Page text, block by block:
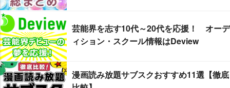
芸能界を志す10代～20代を応援！ オーデ
ィション・スクール情報はDeview
漫画読み放題サブスクおすすめ11選【徹底